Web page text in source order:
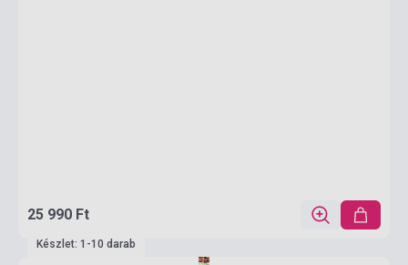
25 990 Ft
Készlet: 1-10 darab